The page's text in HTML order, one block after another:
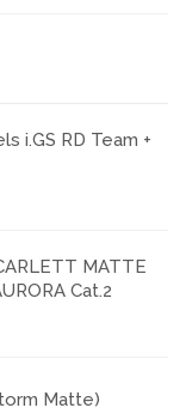
i.GS RD Team +
MATTE
Cat.2
Matte)